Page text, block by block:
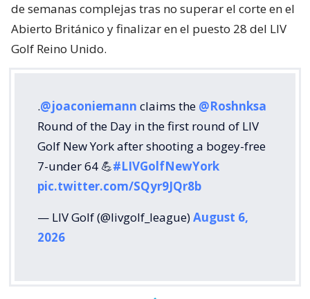
de semanas complejas tras no superar el corte en el
Abierto Británico y finalizar en el puesto 28 del LIV
Golf Reino Unido.
.@joaconiemann claims the @Roshnksa
Round of the Day in the first round of LIV
Golf New York after shooting a bogey-free
7-under 64 💪#LIVGolfNewYork
pic.twitter.com/SQyr9JQr8b
— LIV Golf (@livgolf_league)August 6,
2026